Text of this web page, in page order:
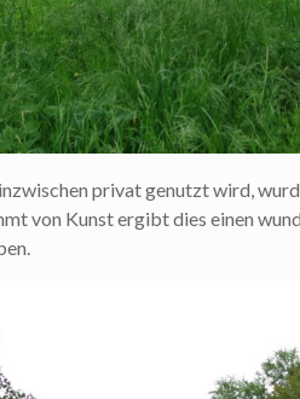
privat genutzt wird,
von Kunst ergibt dies einen